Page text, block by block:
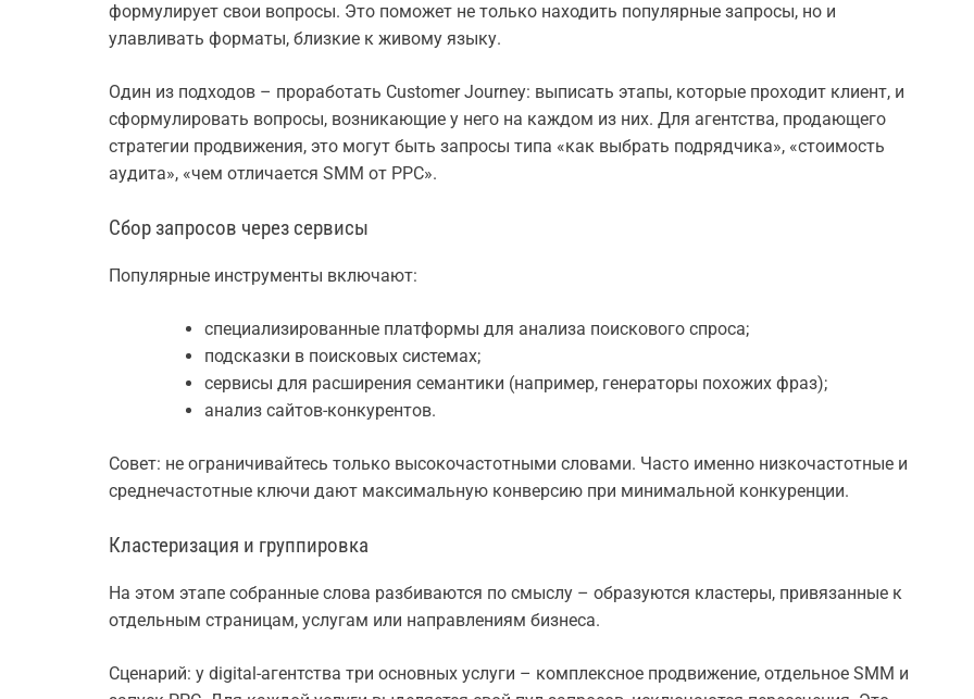
формулирует свои вопросы. Это поможет не только находить популярные запросы, но и
улавливать форматы, близкие к живому языку.
Один из подходов – проработать Customer Journey: выписать этапы, которые проходит клиент, и
сформулировать вопросы, возникающие у него на каждом из них. Для агентства, продающего
стратегии продвижения, это могут быть запросы типа «как выбрать подрядчика», «стоимость
аудита», «чем отличается SMM от PPC».
Сбор запросов через сервисы
Популярные инструменты включают:
специализированные платформы для анализа поискового спроса;
подсказки в поисковых системах;
сервисы для расширения семантики (например, генераторы похожих фраз);
анализ сайтов-конкурентов.
Совет: не ограничивайтесь только высокочастотными словами. Часто именно низкочастотные и
среднечастотные ключи дают максимальную конверсию при минимальной конкуренции.
Кластеризация и группировка
На этом этапе собранные слова разбиваются по смыслу – образуются кластеры, привязанные к
отдельным страницам, услугам или направлениям бизнеса.
Сценарий: у digital-агентства три основных услуги – комплексное продвижение, отдельное SMM и